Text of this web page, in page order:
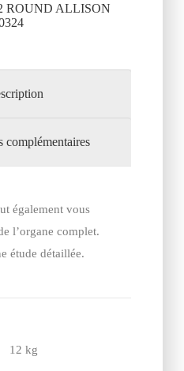
ROUND ALLISON
complémentaires
également vous
l’organe complet.
étude détaillée.
12 kg